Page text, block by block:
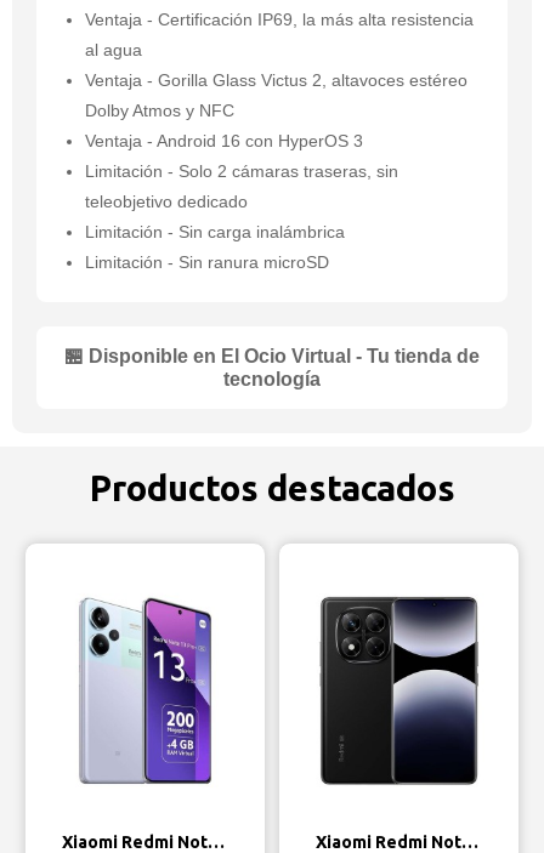
Ventaja - Certificación IP69, la más alta resistencia
al agua
Ventaja - Gorilla Glass Victus 2, altavoces estéreo
Dolby Atmos y NFC
Ventaja - Android 16 con HyperOS 3
Limitación - Solo 2 cámaras traseras, sin
teleobjetivo dedicado
Limitación - Sin carga inalámbrica
Limitación - Sin ranura microSD
🏪 Disponible en El Ocio Virtual - Tu tienda de
tecnología
Productos destacados
Vista rápida Xiaomi Redmi Note 13 Pro+ 5G Vista rápida Xiaomi Redmi Note 14 Pro 5G